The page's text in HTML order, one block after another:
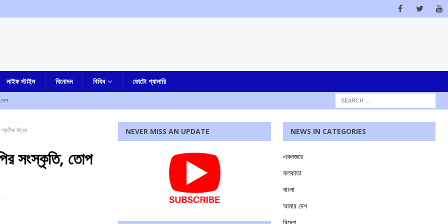
লাইফ স্টাইল বিনোদন বিবিধ ফোটো গ্যালারি
আমার বাংলা
পেতে চলেছে কলকাতা হাইকোর্ট, রবীন্দ্র বিঠ্ঠলরাও ঘুগের নাম সুপারিশ করল সুপ্রিম কোর্টের কলেজিয়াম
উরের
সংস্কৃতি, তোপ
NEVER MISS AN UPDATE NEWS IN CATEGORIES
একনজরে
কলকাতা
বাংলা
আমার দেশ